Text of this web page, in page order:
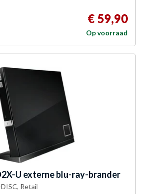
€ 59,90
Op voorraad
U externe blu-ray-brander
Retail